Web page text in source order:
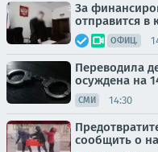
За
отправится в
ОФИЦ.
Переводила
осуждена на
СМИ 14:30
сообщить о